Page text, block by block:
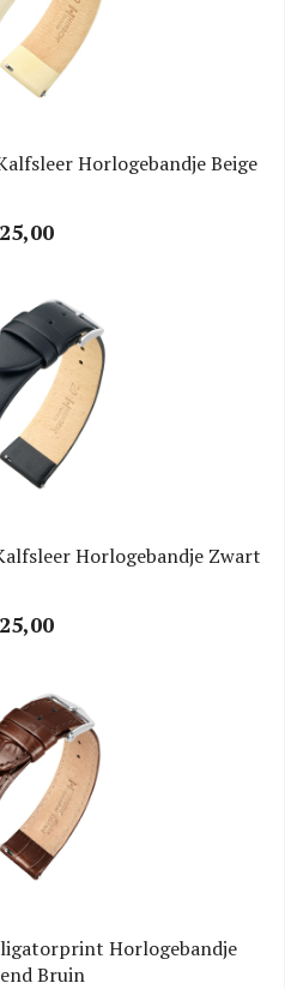
Horlogebandje Beige
Horlogebandje Zwart
Horlogebandje
Bruin